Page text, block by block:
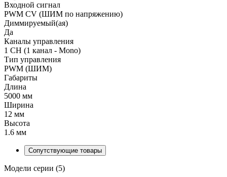
Входной сигнал
PWM СV (ШИМ по напряжению)
Диммируемый(ая)
Да
Каналы управления
1 CH (1 канал - Mono)
Тип управления
PWM (ШИМ)
Габариты
Длина
5000 мм
Ширина
12 мм
Высота
1.6 мм
Сопутствующие товары
Модели серии (5)